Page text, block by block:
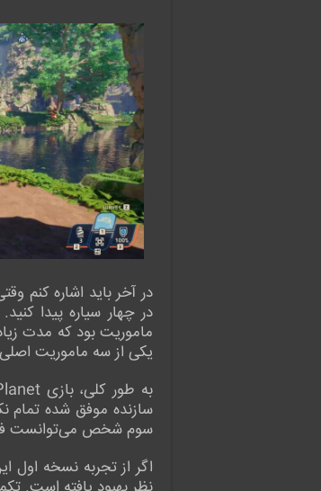
در آخر باید اشاره کنم
در چهار سیاره پیدا
ماموریت بود که مدت
یکی از سه ماموریت
سازنده موفق شده تمام
سوم شخص می‌توانست
اگر از تجربه نسخه اول